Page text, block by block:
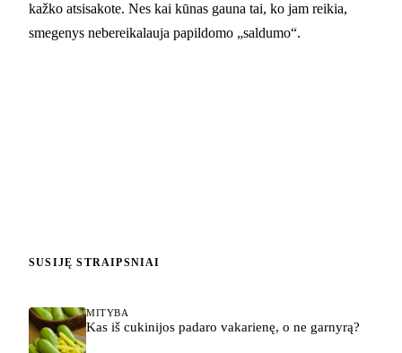
kažko atsisakote. Nes kai kūnas gauna tai, ko jam reikia,
smegenys nebereikalauja papildomo „saldumo“.
SUSIJĘ STRAIPSNIAI
MITYBA
Kas iš cukinijos padaro vakarienę, o ne garnyrą?